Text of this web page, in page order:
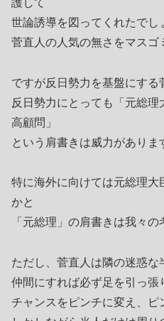
世論誘導を図ってくれたでし
菅直人の人気の無さをマスゴ
ですが反日勢力を基盤にする
反日勢力にとっても「元総
高顧問」
という肩書きは威力がありま
特に海外に向けては元総理
かと
「元総理」の肩書きは我々
ただし、菅直人は隣の迷惑な
仲間にすれば必ず足を引っ張
チャンスをピンチに変え、ピ